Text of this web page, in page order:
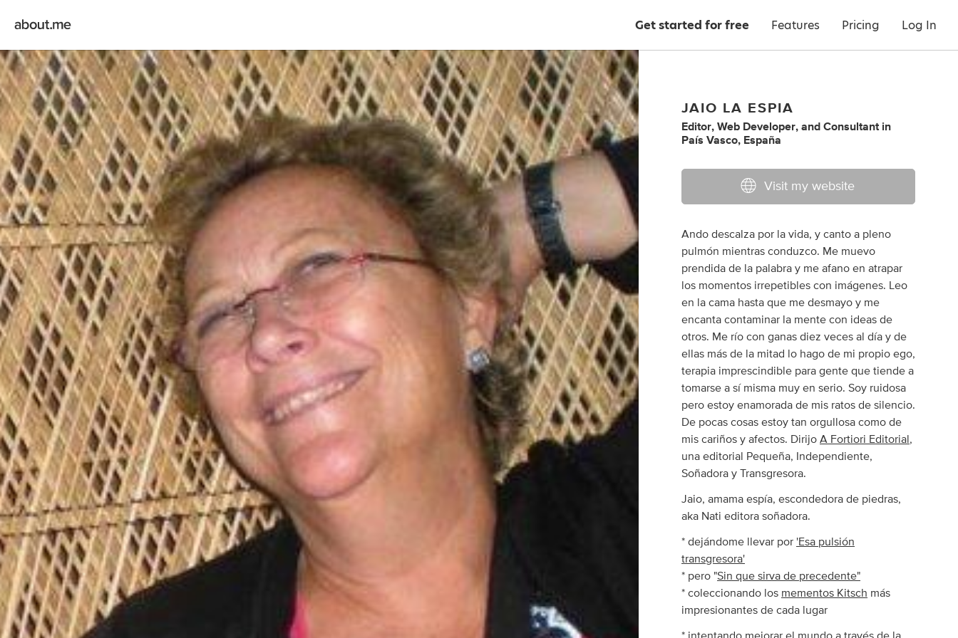
Get started for free Features Pricing Log In
JAIO LA ESPIA
Editor, Web Developer, andConsultant in
País Vasco, España
Visit my website
Ando descalza por la vida, y canto a pleno
pulmón mientras conduzco. Me muevo
prendida de la palabra y me afano en atrapar
los momentos irrepetibles con imágenes. Leo
en la cama hasta que me desmayo y me
encanta contaminar la mente con ideas de
otros. Me río con ganas diez veces al día y de
ellas más de la mitad lo hago de mi propio ego,
terapia imprescindible para gente que tiende a
tomarse a sí misma muy en serio. Soy ruidosa
pero estoy enamorada de mis ratos de silencio.
De pocas cosas estoy tan orgullosa como de
mis cariños y afectos. DirijoA Fortiori Editorial ,
una editorial Pequeña, Independiente,
Soñadora y Transgresora.
Jaio, amama espía, escondedora de piedras,
aka Nati editora soñadora.
* dejándome llevar por 'Esa pulsión
transgresora'
* pero "Sin que sirva de precedente"
* coleccionando los mementos Kitsch más
impresionantes de cada lugar